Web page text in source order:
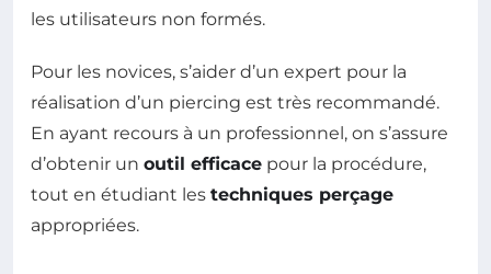
les utilisateurs non formés.
Pour les novices, s’aider d’un expert pour la
réalisation d’un piercing est très recommandé.
En ayant recours à un professionnel, on s’assure
d’obtenir un outil efficace pour la procédure,
tout en étudiant les techniques perçage
appropriées.